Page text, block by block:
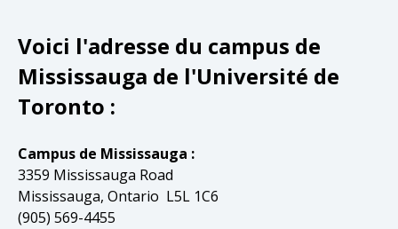
Voici l'adresse du campus de
Mississauga de l'Université de
Toronto :
Campus de Mississauga :
3359 Mississauga Road
Mississauga, Ontario L5L 1C6
(905) 569-4455